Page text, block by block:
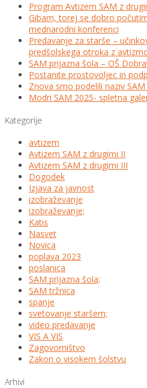
Program Avtizem SAM z
Gibam, torej se dobro
mednarodni konferenci
Predavanje za starše –
predšolskega otroka z
SAM prijazna šola – OŠ
Postanite prostovoljec in
Znova smo podelili naziv
Modri SAM 2025- spletna
Kategorije
avtizem
Avtizem SAM z drugimi II
Avtizem SAM z drugimi III
Dogodek
Izjava za javnost
izobraževanje
izobraževanje;
Katis
Nasvet
Novica
poplava 2023
poslanica
SAM prijazna šola;
SAM tržnica
spanje
svetovanje staršem;
video predavanje
VIS A VIS
Zagovorništvo
Zakon o visokem šolstvu
Arhivi